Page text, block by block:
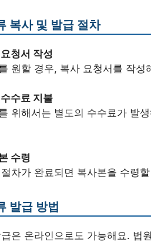
복사 및 발급 절차
청서 작성
원할 경우, 복사 요청서를 작성
수료 지불
위해서는 별도의 수수료가 발
수령
절차가 완료되면 복사본을 수령
발급 방법
은 온라인으로도 가능해요. 법